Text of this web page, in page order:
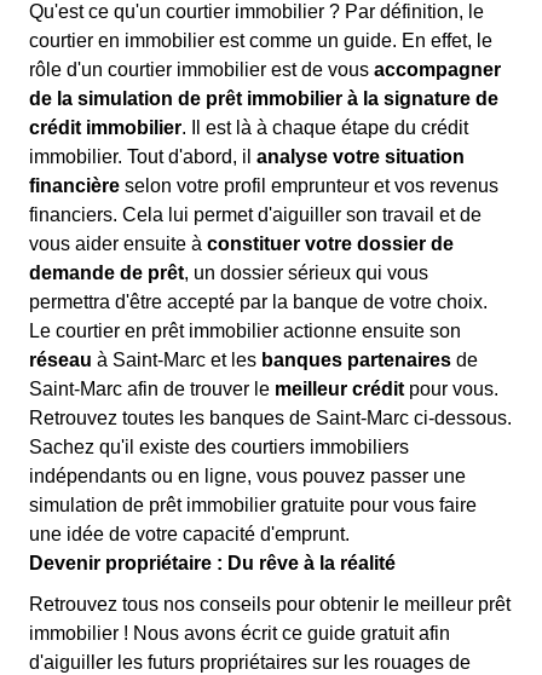
Qu'est ce qu'un courtier immobilier ? Par définition, le
courtier en immobilier est comme un guide. En effet, le
rôle d'un courtier immobilier est de vous accompagner
de la simulation de prêt immobilier à la signature de
crédit immobilier. Il est là à chaque étape du crédit
immobilier. Tout d'abord, il analyse votre situation
financière selon votre profil emprunteur et vos revenus
financiers. Cela lui permet d'aiguiller son travail et de
vous aider ensuite à constituer votre dossier de
demande de prêt, un dossier sérieux qui vous
permettra d'être accepté par la banque de votre choix.
Le courtier en prêt immobilier actionne ensuite son
réseau à Saint-Marc et les banques partenaires de
Saint-Marc afin de trouver le meilleur crédit pour vous.
Retrouvez toutes les banques de Saint-Marc ci-dessous.
Sachez qu'il existe des courtiers immobiliers
indépendants ou en ligne, vous pouvez passer une
simulation de prêt immobilier gratuite pour vous faire
une idée de votre capacité d'emprunt.
Devenir propriétaire : Du rêve à la réalité
Retrouvez tous nos conseils pour obtenir le meilleur prêt
immobilier ! Nous avons écrit ce guide gratuit afin
d'aiguiller les futurs propriétaires sur les rouages de